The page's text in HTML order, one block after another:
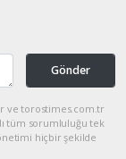
Gönder
ve torostimes.com.tr
tüm sorumluluğu tek
hiçbir şekilde